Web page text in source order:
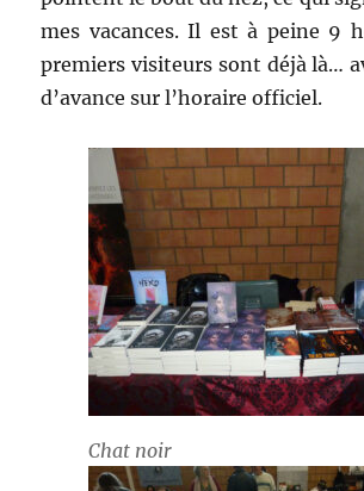
mes vacances. Il est à peine 9
premiers visiteurs sont déjà là…
d’avance sur l’horaire officiel.
Chat noir